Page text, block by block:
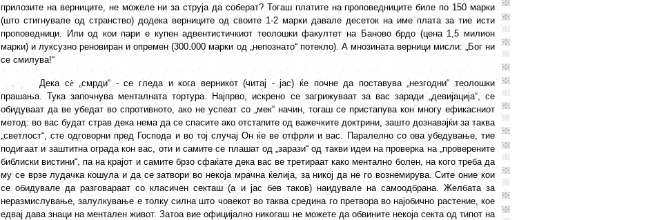
прилозите на верниците, не можеле ни за струја да соберат? Тогаш платите на проповедниците биле по 150 марки
(што стигнувале од странство) додека верниците од своите 1-2 марки давале десеток на име плата за тие исти
проповедници. Или од кои пари е купен адвентистичкиот теолошки факултет на Баново брдо (цена 1,5 милион
марки) и луксузно реновиран и опремен (300.000 марки од „непознато“ потекло). А мнозината верници мисли: „Бог ни
се смилува!“
Дека сè„смрди“ - се гледа и кога верникот (читај - јас) ќе почне да поставува „незгодни“ теолошки
прашања. Тука започнува менталната тортура. Најпрво, искрено се загрижуваат за вас заради „девијација“, се
обидуваат да ве убедат во спротивното, ако не успеат со „мек“ начин, тогаш се пристапува кон многу ефикасниот
метод: во вас будат страв дека нема да се спасите ако отстапите од важечките доктрини, зашто дознавајќи за таква
„светлост“, сте одговорни пред Господа и во тој случај Он ќе ве отфрли и вас. Паралелно со ова убедување, тие
подигаат и заштитна ограда кон вас, оти и самите се плашат од „зарази“ од такви идеи на проверка на „проверените
библиски вистини“, па на крајот и самите брзо сфаќате дека вас ве третираат како ментално болен, на кого треба да
му се врзе лудачка кошула и да се затвори во некоја мрачна ќелија, за никој да не го вознемирува. Сите оние кои
се обидувале да разговараат со класичен секташ (а и јас бев таков) наидувале на самоодбрана. Желбата за
неразмислување, залулкување е толку силна што човекот во таква средина го претвора во најобично растение, кое
едвај дава знаци на ментален живот. Затоа вие официјално никогаш не можете да обвините некоја секта од типот на